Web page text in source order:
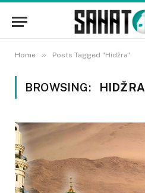
Home » Posts Tagged "Hidžra"
BROWSING: HIDŽRA